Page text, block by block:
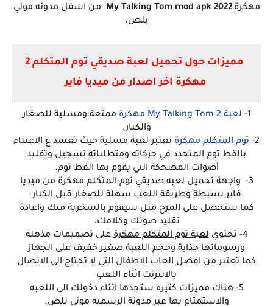
مهكرة,My Talking Tom mod apk 2022 من اسفل مدونه موني
بلص.
مميزات حول تحميل لعبة صديقي توم المتكلم 2
مهكرة اخر اصدار من ميديا فاير
1- لعبة My Talking Tom 2 مهكرة
ممتعة ومسلية للصغار
والكبار.
2-
توم المتكلم مهكرة تعتبر لعبة مسلية حيث تعتمد ع الاعتناء
بالقط توم المتجدد في حركاته ومتطلباته تسجيل وتقليد
أصوات المضحكة التي يقوم بها القط توم.
3-
واجهة تحميل لعبه صديقي توم المتكلم مهكرة من ميديا
فايربسيطة وطريقة اللعب سهلة للصغار قبل الكبار
كما ستحصل على المرح مثل سيقوم بالسخرية منك واعادة
تقليد صوتك وكلامك.
4- تحتوي
لعبة توم المتكلم مهكرةعلى تصميمات مذهله
ورسوماتها جذابة وحجم اللعبة صغير خفيف على الجهاز
كما تعتبر من افضل العاب الاطفال التي لا تحتاج الى الاتصال
بالانترنت اثناء اللعب
5- هناك مميزات كثيره ستجدها اثناء دخولك الى اللعبه
والاستمتاع بها عبر مدونة الرسميه موني بلص.